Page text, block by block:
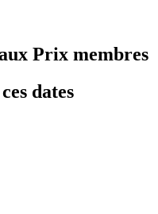
Prix membres
dates